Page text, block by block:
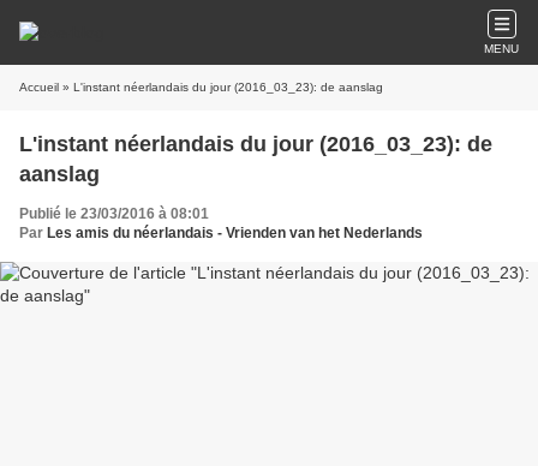
MENU
Accueil » L'instant néerlandais du jour (2016_03_23): de aanslag
L'instant néerlandais du jour (2016_03_23): de
aanslag
Publié le 23/03/2016 à 08:01
Par Les amis du néerlandais - Vrienden van het Nederlands